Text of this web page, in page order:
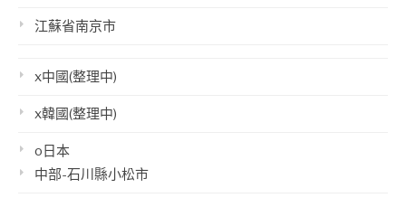
江蘇省南京市
x中國(整理中)
x韓國(整理中)
o日本
中部-石川縣小松市